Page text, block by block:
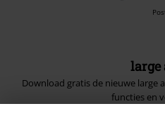
large
Download gratis de nieuwe large
functies en